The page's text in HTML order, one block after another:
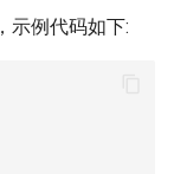
示例代码如下: